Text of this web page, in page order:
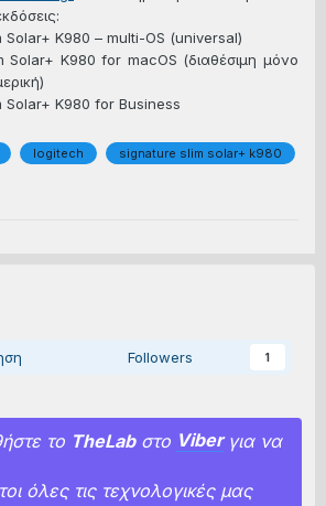
Solar+ K980 – multi-OS (universal)
Solar+ K980 for macOS (διαθέσιμη μόνο
Solar+ K980 for Business
logitech signature slim solar+ k980
Followers 1
το TheLabστο Viber για να
όλες τις τεχνολογικές μας